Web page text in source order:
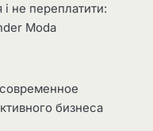
і не переплатити:
Moda
бизнеса